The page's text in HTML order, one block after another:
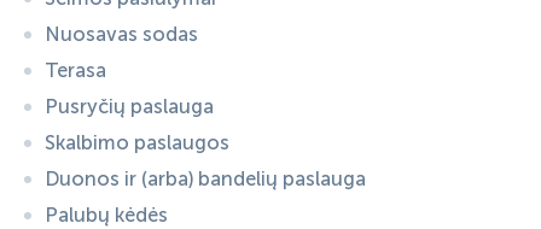
Nuosavas sodas
Terasa
Pusryčių paslauga
Skalbimo paslaugos
Duonos ir (arba) bandelių paslauga
Palubų kėdės